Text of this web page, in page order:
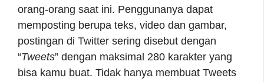
orang-orang saat ini. Penggunanya dapat
memposting berupa teks, video dan gambar,
postingan di Twitter sering disebut dengan
“Tweets” dengan maksimal 280 karakter yang
bisa kamu buat. Tidak hanya membuat Tweets